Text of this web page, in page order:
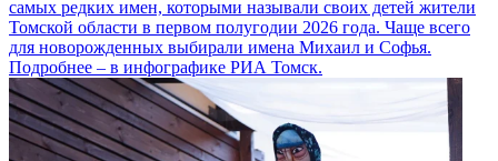
самых редких имен, которыми называли своих детей жители
Томской области в первом полугодии 2026 года. Чаще всего
для новорожденных выбирали имена Михаил и Софья.
Подробнее – в инфографике РИА Томск.